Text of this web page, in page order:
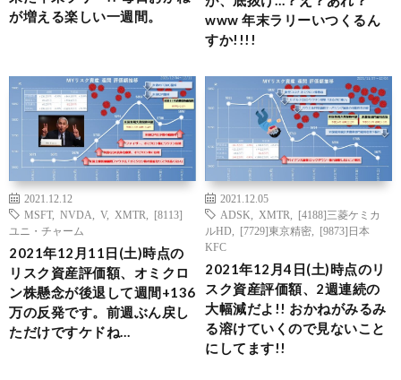
が増える楽しい一週間。
www 年末ラリーいつくるん
すか!!!!
2021.12.12
MSFT, NVDA V, XMTR
[8113]
ユニ・チャーム
2021年12月11日(土)時点の
リスク資産評価額、オミクロ
ン株懸念が後退して週間+136
万の反発です。前週ぶん戻し
ただけですケドね…
2021.12.05
ADSK
XMTR
[4188]三菱ケミカ
ルHD
[7729]東京精密
[9873]日本
KFC
2021年12月4日(土)時点のリ
スク資産評価額、2週連続の
大幅減だよ!! おかねがみるみ
る溶けていくので見ないこと
にしてます!!